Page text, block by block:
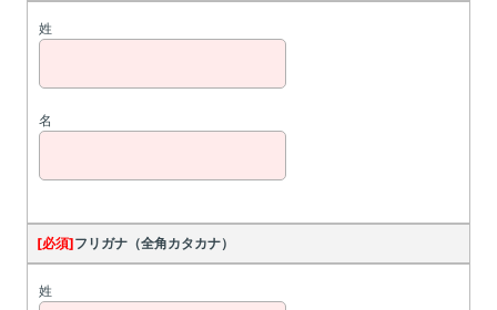
姓
名
[必須]フリガナ（全角カタカナ）
姓